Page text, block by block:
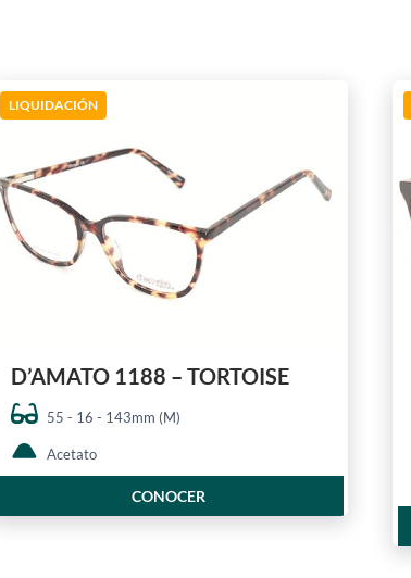
LIQUIDACIÓN
D’AMATO 1188 – TORTOISE
55 - 16 - 143mm (M)
Acetato
CONOCER